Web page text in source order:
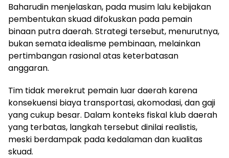
Baharudin menjelaskan, pada musim lalu kebijakan
pembentukan skuad difokuskan pada pemain
binaan putra daerah. Strategi tersebut, menurutnya,
bukan semata idealisme pembinaan, melainkan
pertimbangan rasional atas keterbatasan
anggaran.
Tim tidak merekrut pemain luar daerah karena
konsekuensi biaya transportasi, akomodasi, dan gaji
yang cukup besar. Dalam konteks fiskal klub daerah
yang terbatas, langkah tersebut dinilai realistis,
meski berdampak pada kedalaman dan kualitas
skuad.